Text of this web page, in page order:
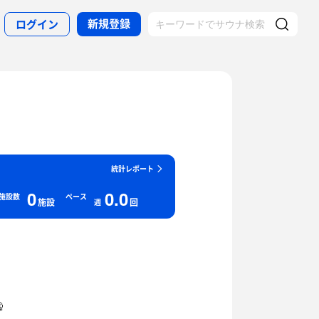
ログイン 新規登録
統計レポート
設数 0施設 ペース
週 0.0回